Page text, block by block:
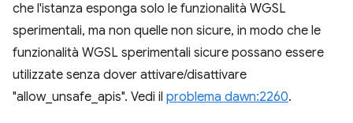
che l'istanza esponga solo le funzionalità WGSL
sperimentali, ma non quelle non sicure, in modo che le
funzionalità WGSL sperimentali sicure possano essere
utilizzate senza dover attivare/disattivare
"allow_unsafe_apis". Vedi il problema dawn:2260.